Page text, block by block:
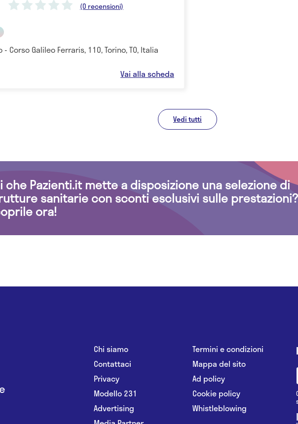
(0 recensioni)
- Corso Galileo Ferraris, 110, Torino, TO, Italia
Vai alla scheda
Vedi tutti
che Pazienti.it mette a disposizione una selezione di
sanitarie con sconti esclusivi sulle prestazioni?
ora!
Chi siamo
Contattaci
Privacy
Modello 231
Advertising
Termini e condizioni
Mappa del sito
Ad policy
Cookie policy
Whistleblowing